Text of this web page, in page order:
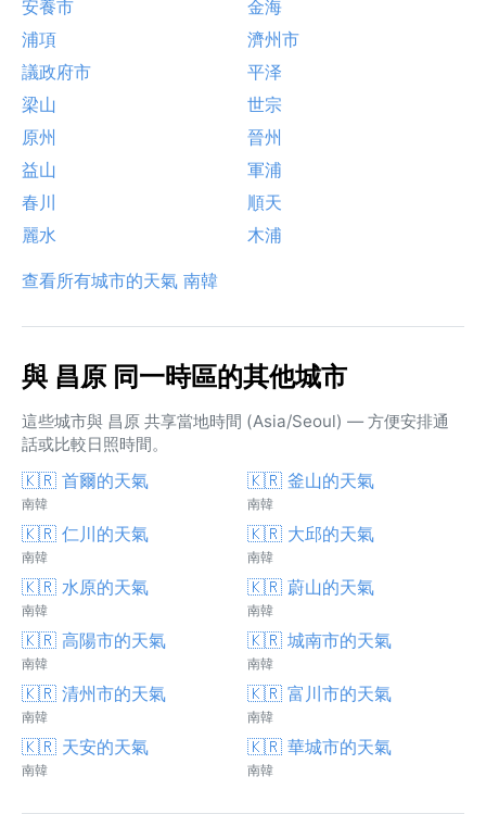
安養市
金海
浦項
濟州市
議政府市
平泽
梁山
世宗
原州
晉州
益山
軍浦
春川
順天
麗水
木浦
查看所有城市的天氣 南韓
與 昌原 同一時區的其他城市
這些城市與 昌原 共享當地時間 (Asia/Seoul) — 方便安排通
話或比較日照時間。
🇰🇷 首爾的天氣
南韓
🇰🇷 釜山的天氣
南韓
🇰🇷 仁川的天氣
南韓
🇰🇷 大邱的天氣
南韓
🇰🇷 水原的天氣
南韓
🇰🇷 蔚山的天氣
南韓
🇰🇷 高陽市的天氣
南韓
🇰🇷 城南市的天氣
南韓
🇰🇷 清州市的天氣
南韓
🇰🇷 富川市的天氣
南韓
🇰🇷 天安的天氣
南韓
🇰🇷 華城市的天氣
南韓